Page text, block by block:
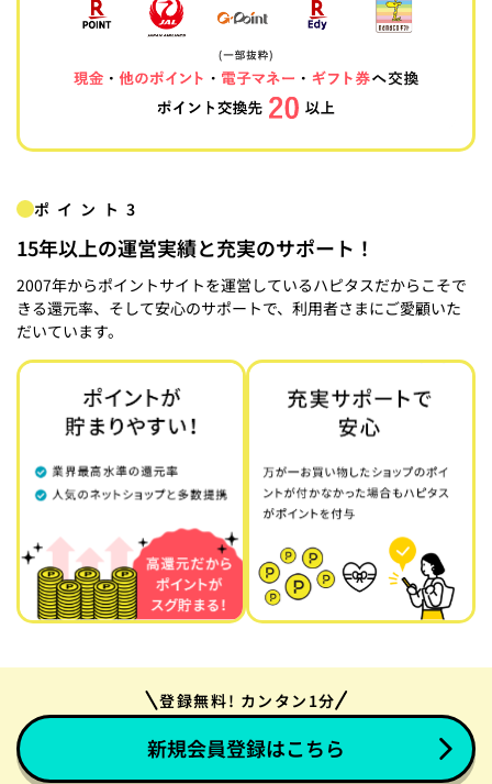
ポイント3
15年以上の運営実績と充実のサポート！
2007年からポイントサイトを運営しているハピタスだからこそで
きる還元率、そして安心のサポートで、利用者さまにご愛顧いた
だいています。
登録無料! カンタン1分
新規会員登録はこちら